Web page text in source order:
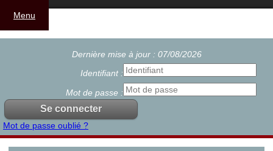
Dernière mise à jour : 07/08/2026
Identifiant :
Mot de passe :
Mot de passe oublié ?
Menu